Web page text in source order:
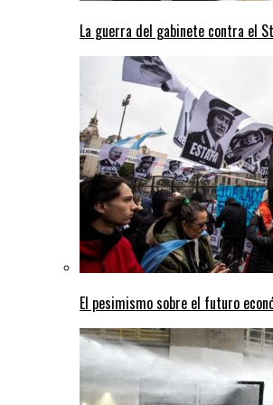
La guerra del gabinete contra el
El pesimismo sobre el futuro